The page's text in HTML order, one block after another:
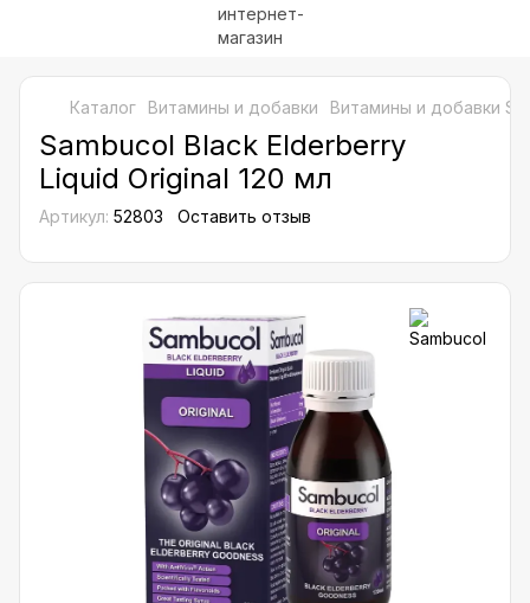
Каталог Витамины и добавки Витамины и добавки
Sambucol Black Elderberry
Liquid Original 120 мл
Артикул: 52803 Оставить отзыв